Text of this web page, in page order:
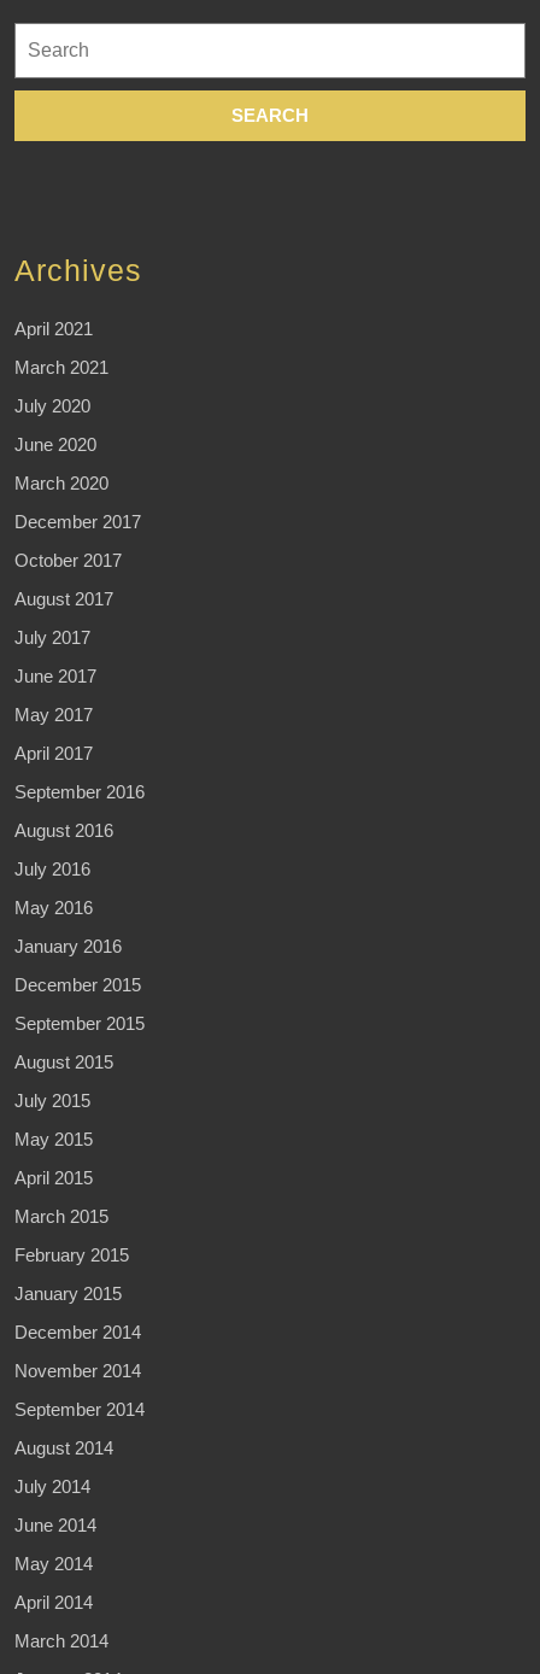
for:
Archives
April 2021
March 2021
July 2020
June 2020
March 2020
December 2017
October 2017
August 2017
July 2017
June 2017
May 2017
April 2017
September 2016
August 2016
July 2016
May 2016
January 2016
December 2015
September 2015
August 2015
July 2015
May 2015
April 2015
March 2015
February 2015
January 2015
December 2014
November 2014
September 2014
August 2014
July 2014
June 2014
May 2014
April 2014
March 2014